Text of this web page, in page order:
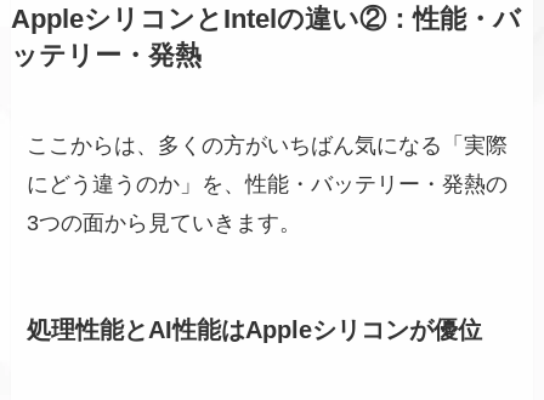
AppleシリコンとIntelの違い②：性能・バ
ッテリー・発熱
ここからは、多くの方がいちばん気になる「実際
にどう違うのか」を、性能・バッテリー・発熱の
3つの面から見ていきます。
処理性能とAI性能はAppleシリコンが優位